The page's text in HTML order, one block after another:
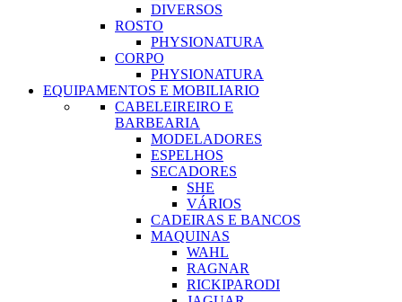
DIVERSOS
ROSTO
PHYSIONATURA
CORPO
PHYSIONATURA
EQUIPAMENTOS E MOBILIARIO
CABELEIREIRO E
BARBEARIA
MODELADORES
ESPELHOS
SECADORES
SHE
VÁRIOS
CADEIRAS E BANCOS
MAQUINAS
WAHL
RAGNAR
RICKIPARODI